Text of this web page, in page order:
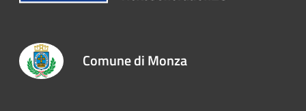
Comune di Monza